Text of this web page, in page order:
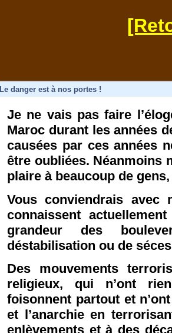
Le danger est à nos portes !
Je ne vais pas faire
Maroc durant les années
causées par ces années
être oubliées. Néanmoins
plaire à beaucoup de
Vous conviendrais
connaissent
grandeur des
déstabilisation ou de
Des mouvements
religieux, qui n’ont
foisonnent partout et
et l’anarchie en
enlèvements et à des